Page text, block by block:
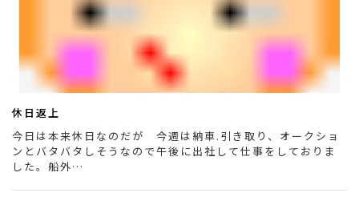
休日返上
今日は本来休日なのだが 今週は納車.引き取り、オークショ
ンとバタバタしそうなので午後に出社して仕事をしておりま
した。船外…